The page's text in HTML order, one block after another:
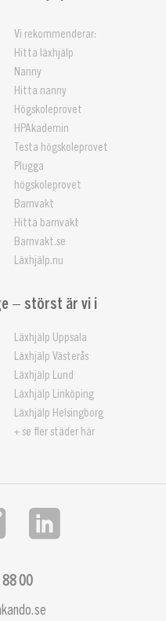
Vi rekommenderar:
Hitta läxhjälp
Nanny
Hitta nanny
Högskoleprovet
HPAkademin
Testa högskoleprovet
Plugga
högskoleprovet
Barnvakt
Hitta barnvakt
Barnvakt.se
Läxhjälp.nu
– störst är vi i
Läxhjälp Uppsala
Läxhjälp Västerås
Läxhjälp Lund
Läxhjälp Linköping
Läxhjälp Helsingborg
+ se fler städer här
00